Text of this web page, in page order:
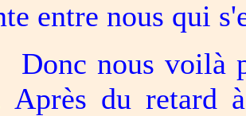
entre nous qui
nous voilà
Après du retard